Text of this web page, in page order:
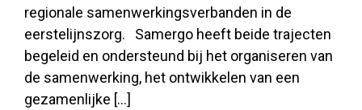
regionale samenwerkingsverbanden in de
eerstelijnszorg. Samergo heeft beide trajecten
begeleid en ondersteund bij het organiseren van
de samenwerking, het ontwikkelen van een
gezamenlijke […]